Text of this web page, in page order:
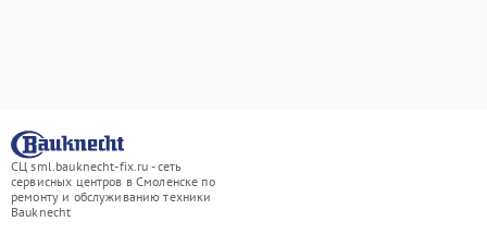
СЦ sml.bauknecht-fix.ru - сеть
сервисных центров в Смоленске по
ремонту и обслуживанию техники
Bauknecht